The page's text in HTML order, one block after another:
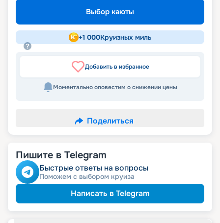
Выбор каюты
+1 000Круизных миль
Добавить в избранное
Моментально оповестим о снижении цены
Поделиться
Пишите в Telegram
Быстрые ответы на вопросы
Поможем с выбором круиза
Написать в Telegram